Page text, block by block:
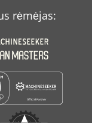
rėmėjas: